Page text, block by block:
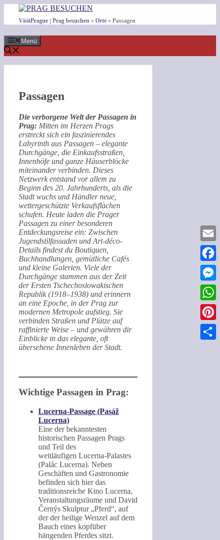
Inhalt
springen
VisitPrague | Prag besuchen » Orte » Passagen
Menü
Passagen
Die verborgene Welt der Passagen in
Prag: Mitten im Herzen Prags
erstreckt sich ein faszinierendes
Labyrinth aus Passagen – elegante
Durchgänge, die Einkaufsstraßen,
Innenhöfe und ganze Häuserblöcke
miteinander verbinden. Dieses
Netzwerk entstand vor allem zu
Beginn des 20. Jahrhunderts, als die
Stadt wuchs und Händler neue,
wettergeschützte Verkaufsflächen
schufen. Heute laden die Prager
Passagen zu einer besonderen
Entdeckungsreise ein: Zwischen
Jugendstilfassaden und Art-déco-
Details findest du Boutiquen,
Buchhandlungen, gemütliche Cafés
und kleine Galerien. Viele der
Durchgänge stammen aus der Zeit
der Ersten Tschechoslowakischen
Republik (1918–1938) und erinnern
an eine Epoche, in der Prag zur
modernen Metropole aufstieg. Sie
verbinden Straßen und Plätze auf
raffinierte Weise – und gewähren dir
Einblicke in das elegante, oft
übersehene Innenleben der Stadt.
Wichtige Passagen in Prag:
Lucerna-Passage (Pasáž
Lucerna)
Eine der bekanntesten
historischen Passagen Prags
und Teil des
weitläufigen Lucerna-Palastes
(Palác Lucerna). Neben
Geschäften und Gastronomie
befinden sich hier das
traditionsreiche Kino Lucerna,
Veranstaltungsräume und David
Černýs Skulptur „Pferd“, auf
der der heilige Wenzel auf dem
Bauch eines kopfüber
hängenden Pferdes sitzt.
Email